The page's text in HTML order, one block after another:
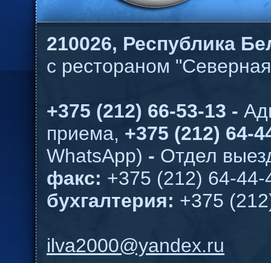
210026, Республика
с рестораном
+375 (212) 66-53-13 -
приема, +375 (212) 64-
WhatsApp) - Отдел
факс: +375 (212) 64-44-
бухгалтерия: +375
ilva2000@yandex.ru